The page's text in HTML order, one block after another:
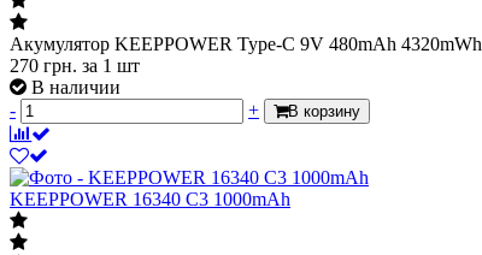
Акумулятор KEEPPOWER Type-C 9V 480mAh 4320mWh
270 грн. за 1 шт
В наличии
-
+ В корзину
KEEPPOWER 16340 С3 1000mAh